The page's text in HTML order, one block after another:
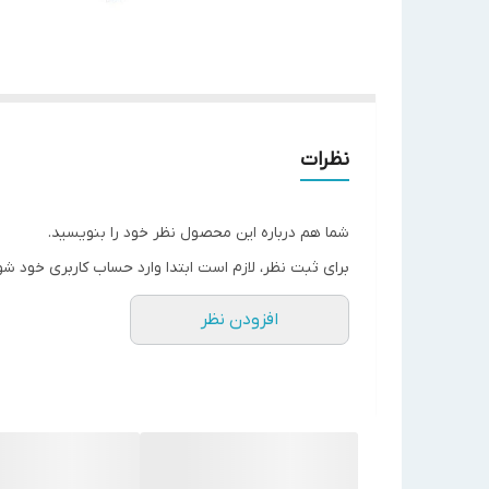
نظرات
شما هم درباره این محصول نظر خود را بنویسید.
برای ثبت نظر، لازم است ابتدا وارد حساب کاربری خود
افزودن نظر